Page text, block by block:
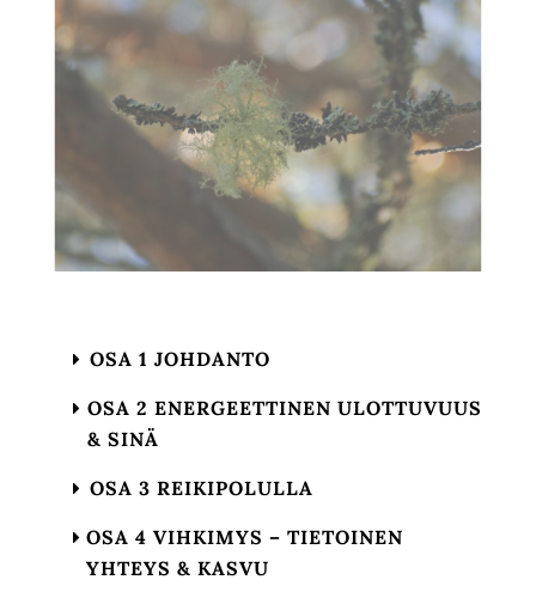
OSA 1 JOHDANTO
OSA 2 ENERGEETTINEN ULOTTUVUUS
& SINÄ
OSA 3 REIKIPOLULLA
OSA 4 VIHKIMYS – TIETOINEN
YHTEYS & KASVU